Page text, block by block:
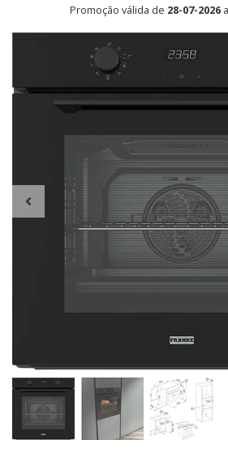
Promoção válida de 28-07-2026